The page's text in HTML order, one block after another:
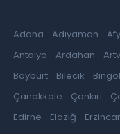
Adana Adıyaman
Antalya
Ardahan
Bayburt
Bilecik Bingöl
Çanakkale
Çankırı
Edirne
Elazığ